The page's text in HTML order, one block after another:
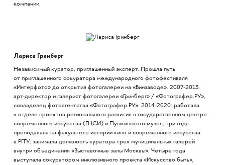
компании.
Лариса Гринберг
Независимый куратор, приглашенный эксперт. Прошла путь
от приглашенного сокуратора международного фотофестиваля
«Интерфото» до открытия фотогалереи на «Винзаводе». 2007-2013:
арт-директор и галерист фотогалереи «Гринберг» / «Фотографер.РУ»,
совладелец фотоагентства «Фотографер.РУ». 2014-2020: работала
в отделе проектов регионального развития в государственном центре
современного искусства (ГЦСИ) и Пушкинского музея; три года
преподавала на факультете истории кино и современного искусства
в РГГУ; занимала должность куратора трех муниципальных галерей
внутри объединения «Выставочные залы Москвы». Четыре года
выступала сокуратором инклюзивного проекта «Искусство быть»,